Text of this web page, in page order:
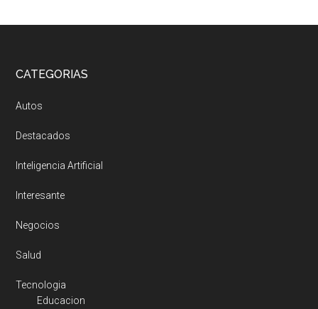
Footer
CATEGORIAS
Autos
Destacados
Inteligencia Artificial
Interesante
Negocios
Salud
Tecnologia
Educacion